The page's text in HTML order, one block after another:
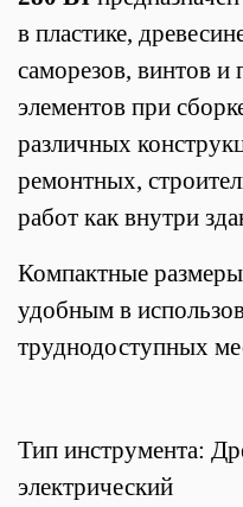
в пластике,
саморезов, винтов
элементов при
различных
ремонтных,
работ как внутри
Компактные
удобным в
труднодоступных
Тип инструмента:
электрический